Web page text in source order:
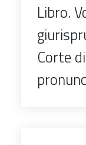
Libro.
Corte